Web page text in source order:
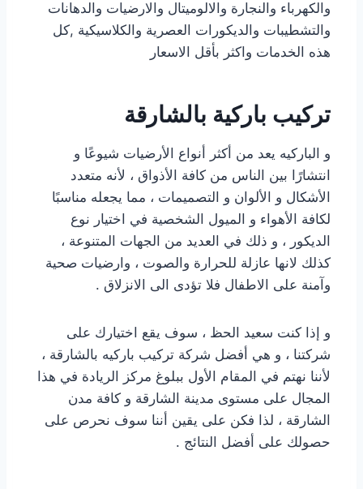
والكهرباء والنجارة والالوميتال والارضيات والدهانات
والتشطيبات والديكورات العصرية والكلاسيكية ,كل
هذه الخدمات واكثر بأقل الاسعار
تركيب باركية بالشارقة
و الباركيه يعد من أكثر أنواع الأرضيات شيوعًا و
انتشارًا بين الناس من كافة الأذواق ، لأنه متعدد
الأشكال و الألوان و التصميمات ، مما يجعله مناسبًا
لكافة الأهواء و الميول الشخصية في اختيار نوع
الديكور ، و ذلك في العديد من الجهات المتنوعة ،
كذلك لانها عازلة للحرارة والصوت ، وارضيات صحية
وآمنة على الاطفال فلا تؤدى الى الانزلاق .
و إذا كنت سعيد الحظ ، سوف يقع اختيارك على
شركتنا ، و هي أفضل شركة تركيب باركيه بالشارقة ،
لأننا نهتم في المقام الأول ببلوغ مركز الريادة في هذا
المجال على مستوى مدينة الشارقة و كافة مدن
الشارقة ، لذا فكن على يقين أننا سوف نحرص على
حصولك على أفضل النتائج .